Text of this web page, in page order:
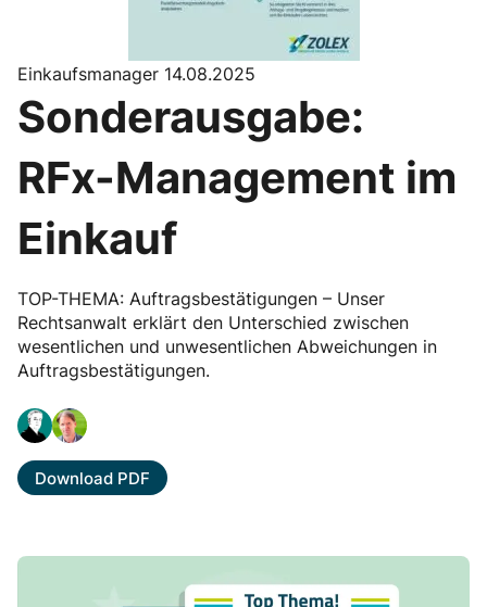
Einkaufsmanager 14.08.2025
Sonderausgabe:
RFx-Management im
Einkauf
TOP-THEMA: Auftragsbestätigungen – Unser
Rechtsanwalt erklärt den Unterschied zwischen
wesentlichen und unwesentlichen Abweichungen in
Auftragsbestätigungen.
Download PDF